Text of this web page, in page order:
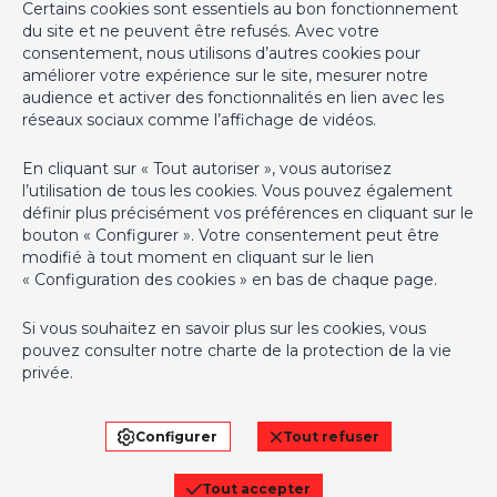
Certains cookies sont essentiels au bon fonctionnement
du site et ne peuvent être refusés. Avec votre
consentement, nous utilisons d’autres cookies pour
améliorer votre expérience sur le site, mesurer notre
audience et activer des fonctionnalités en lien avec les
réseaux sociaux comme l’affichage de vidéos.
En cliquant sur « Tout autoriser », vous autorisez
l’utilisation de tous les cookies. Vous pouvez également
définir plus précisément vos préférences en cliquant sur le
bouton « Configurer ». Votre consentement peut être
modifié à tout moment en cliquant sur le lien
« Configuration des cookies » en bas de chaque page.
Si vous souhaitez en savoir plus sur les cookies, vous
pouvez consulter notre charte de la protection de la vie
privée.
Configurer Tout refuser
Tout accepter
010/22 21 00
info@immo-wauters.be
Responsable traitement des données et anti-blanchiment :
Vincent Wauters, administrateur agréé IPI sous le numéro 104
984 en Belgique - N° entreprise : TVA BE-0863.945.049
Instance de contrôle: Institut professionnel des agents
immobiliers, rue du Luxembourg 16B, 1000 Bruxelles (+32 2 505
38 50 - info@ipi.be) - Soumis au
code déontologique de l’ IPI
RC professionnelle et cautionnement via AXA Belgium SA,
Charte de la protection de la vie privée